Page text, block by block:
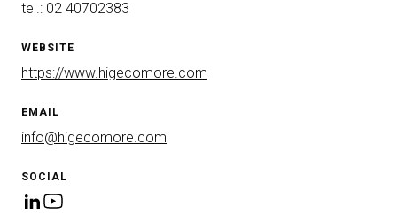
tel.: 02 40702383
WEBSITE
https://www.higecomore.com
EMAIL
info@higecomore.com
SOCIAL